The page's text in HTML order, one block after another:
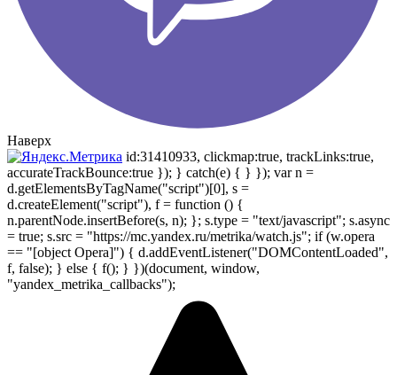
Наверх
id:31410933, clickmap:true, trackLinks:true,
accurateTrackBounce:true }); } catch(e) { } }); var n =
d.getElementsByTagName("script")[0], s =
d.createElement("script"), f = function () {
n.parentNode.insertBefore(s, n); }; s.type = "text/javascript"; s.async
= true; s.src = "https://mc.yandex.ru/metrika/watch.js"; if (w.opera
== "[object Opera]") { d.addEventListener("DOMContentLoaded",
f, false); } else { f(); } })(document, window,
"yandex_metrika_callbacks");